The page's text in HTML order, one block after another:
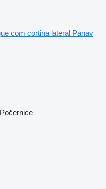
com cortina lateral Panav